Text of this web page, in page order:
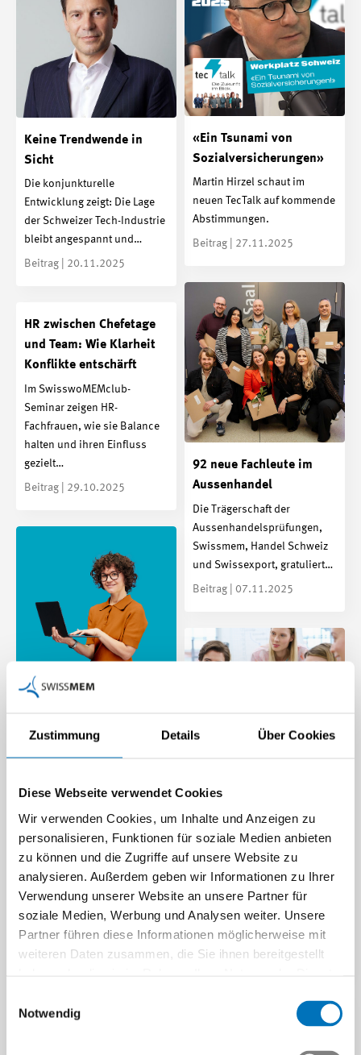
Zustimmung Details Über Cookies
Diese Webseite verwendet Cookies
Wir verwenden Cookies, um Inhalte und Anzeigen zu
personalisieren, Funktionen für soziale Medien anbieten
zu können und die Zugriffe auf unsere Website zu
analysieren. Außerdem geben wir Informationen zu Ihrer
Verwendung unserer Website an unsere Partner für
soziale Medien, Werbung und Analysen weiter. Unsere
Partner führen diese Informationen möglicherweise mit
weiteren Daten zusammen, die Sie ihnen bereitgestellt
Notwendig
«Ein Tsunami von
Sozialversicherungen»
Martin Hirzel schaut im
neuen TecTalk auf kommende
Abstimmungen.
Beitrag | 27.11.2025
Keine Trendwende in
Sicht
Die konjunkturelle
Entwicklung zeigt: Die Lage
der Schweizer Tech-Industrie
bleibt angespannt und…
Beitrag | 20.11.2025
92 neue Fachleute im
Aussenhandel
Die Trägerschaft der
Aussenhandelsprüfungen,
Swissmem, Handel Schweiz
und Swissexport, gratuliert…
Beitrag | 07.11.2025
HR zwischen Chefetage
und Team: Wie Klarheit
Konflikte entschärft
Im SwisswoMEMclub-
Seminar zeigen HR-
Fachfrauen, wie sie Balance
halten und ihren Einfluss
gezielt…
Beitrag | 29.10.2025
Tech-Industrie
und Ingenieure stehen
Beitrag | 16.10.2025
duales Studium:
Erfahrungen mit PiBS
Das praxisorientierte PiBS-
Studium verbindet ein
Fachhochschulstudium mit
beruflicher Praxis in…
Beitrag | 28.09.2025